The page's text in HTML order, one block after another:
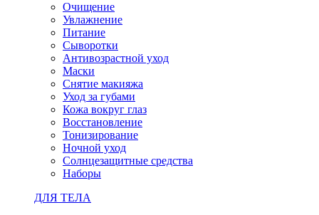
Очищение
Увлажнение
Питание
Сыворотки
Антивозрастной уход
Маски
Снятие макияжа
Уход за губами
Кожа вокруг глаз
Восстановление
Тонизирование
Ночной уход
Солнцезащитные средства
Наборы
ДЛЯ ТЕЛА